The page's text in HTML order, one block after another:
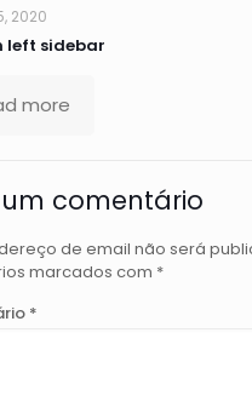
2020
left sidebar
more
um comentário
de email não será
marcados com *
*